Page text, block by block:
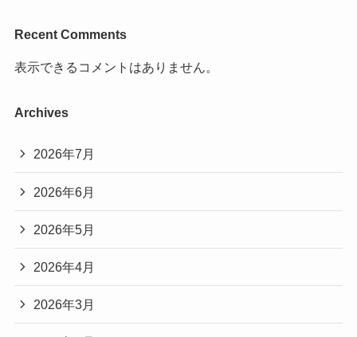
Recent Comments
表示できるコメントはありません。
Archives
2026年7月
2026年6月
2026年5月
2026年4月
2026年3月